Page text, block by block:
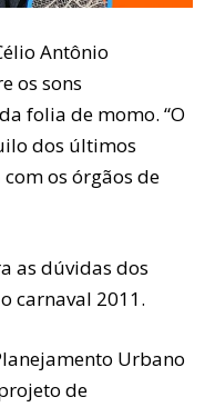
Antônio
os sons
folia de momo. “O
dos últimos
os órgãos de
as dúvidas dos
carnaval 2011.
Urbano
de